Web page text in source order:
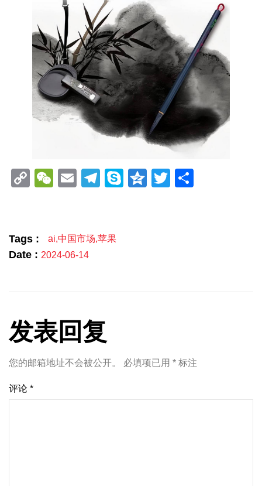
CopyWeChat
EmailTelegram
SkypeQzoneTwitter
Tags : ai,中国市场,苹果
Date : 2024-06-14
发表回复
您的邮箱地址不会被公开。 必填项已用 * 标注
评论 *